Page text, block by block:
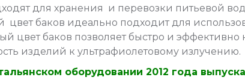
для хранения и перевозки питьевой
баков идеально подходит для
цвет баков позволяет быстро и
изделий к ультрафиолетовому излучению.
оборудовании 2012 года